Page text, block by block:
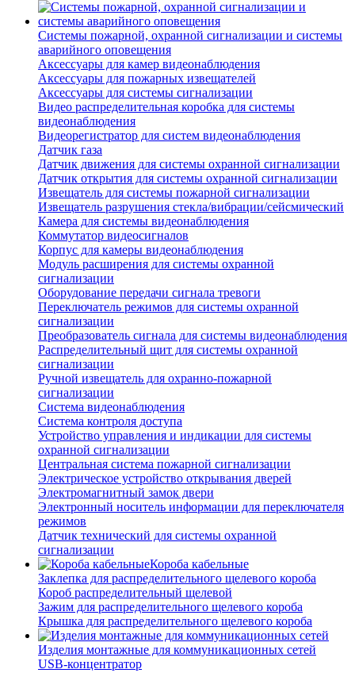
Системы пожарной, охранной сигнализации и системы
аварийного оповещения
Аксессуары для камер видеонаблюдения
Аксессуары для пожарных извещателей
Аксессуары для системы сигнализации
Видео распределительная коробка для системы
видеонаблюдения
Видеорегистратор для систем видеонаблюдения
Датчик газа
Датчик движения для системы охранной сигнализации
Датчик открытия для системы охранной сигнализации
Извещатель для системы пожарной сигнализации
Извещатель разрушения стекла/вибрации/сейсмический
Камера для системы видеонаблюдения
Коммутатор видеосигналов
Корпус для камеры видеонаблюдения
Модуль расширения для системы охранной
сигнализации
Оборудование передачи сигнала тревоги
Переключатель режимов для системы охранной
сигнализации
Преобразователь сигнала для системы видеонаблюдения
Распределительный щит для системы охранной
сигнализации
Ручной извещатель для охранно-пожарной
сигнализации
Система видеонаблюдения
Система контроля доступа
Устройство управления и индикации для системы
охранной сигнализации
Центральная система пожарной сигнализации
Электрическое устройство открывания дверей
Электромагнитный замок двери
Электронный носитель информации для переключателя
режимов
Датчик технический для системы охранной
сигнализации
Короба кабельные
Заклепка для распределительного щелевого короба
Короб распределительный щелевой
Зажим для распределительного щелевого короба
Крышка для распределительного щелевого короба
Изделия монтажные для коммуникационных сетей
USB-концентратор